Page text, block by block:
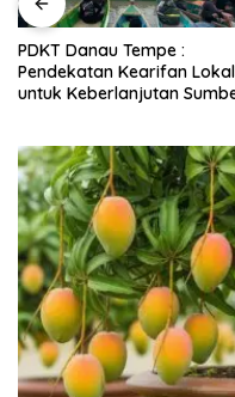
PDKT Danau Tempe :
Pendekatan Kearifan Lokal
untuk Keberlanjutan